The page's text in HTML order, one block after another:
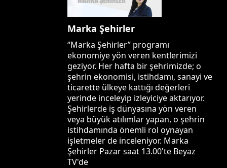
Marka Şehirler
“Marka Şehirler” programı
ekonomiye yön veren kentlerimizi
geziyor. Her hafta bir şehrimizde; o
şehrin ekonomisi, istihdamı, sanayi ve
ticarette ülkeye kattığı değerleri
yerinde inceleyip izleyiciye aktarıyor.
Şehirlerde iş dünyasına yön veren
veya büyük atılımlar yapan, o şehrin
istihdamında önemli rol oynayan
işletmeler de inceleniyor. Marka
Şehirler Pazar saat 13.00'te Beyaz
TV'de